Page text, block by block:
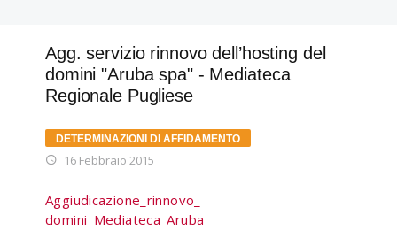
Agg. servizio rinnovo dell’hosting del
domini "Aruba spa" - Mediateca
Regionale Pugliese
DETERMINAZIONI DI AFFIDAMENTO
16 Febbraio 2015
Aggiudicazione_rinnovo_
domini_Mediateca_Aruba